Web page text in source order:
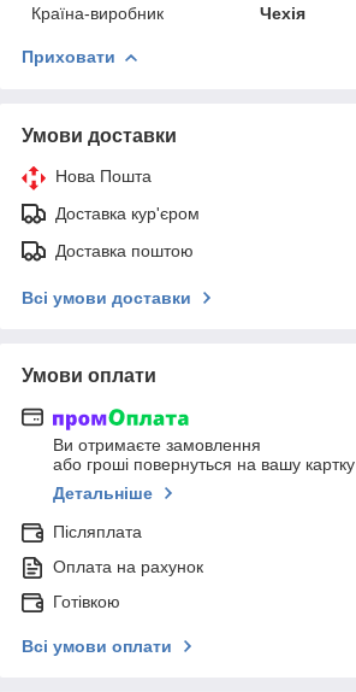
Країна-виробник
Чехія
Приховати
Умови доставки
Нова Пошта
Доставка кур'єром
Доставка поштою
Всі умови доставки
Умови оплати
Ви отримаєте замовлення
або гроші повернуться на вашу картку
Детальніше
Післяплата
Оплата на рахунок
Готівкою
Всі умови оплати